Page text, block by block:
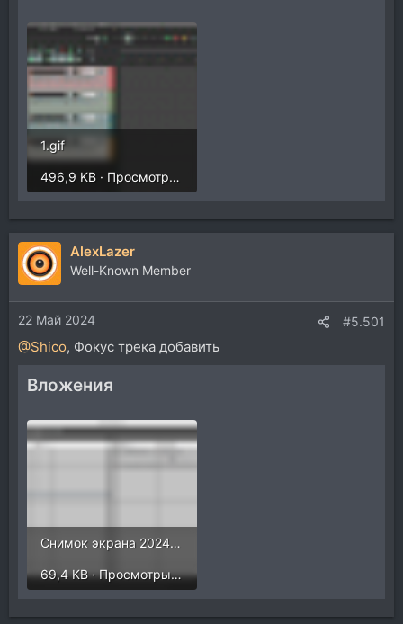
1.gif
496,9 KB · Просмотры: 277
AlexLazer
Well-Known Member
22 Май 2024 #5.501
@Shico, Фокус трека добавить
Вложения
Снимок экрана 2024-05-22 в 23.12.13.png
69,4 KB · Просмотры: 245